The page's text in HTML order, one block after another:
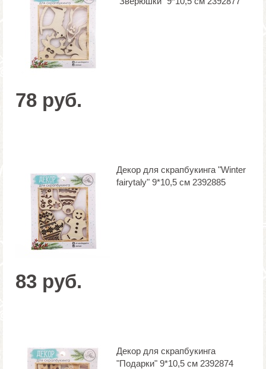
78 руб.
Декор для скрапбукинга "Winter
fairytaly" 9*10,5 см 2392885
83 руб.
Декор для скрапбукинга
"Подарки" 9*10,5 см 2392874